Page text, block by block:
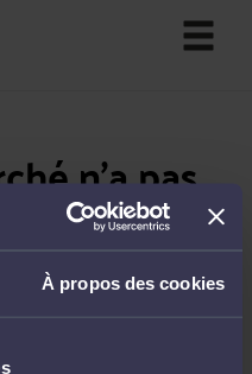
À propos des cookies
n'a pas
près de chez
de rechercheen